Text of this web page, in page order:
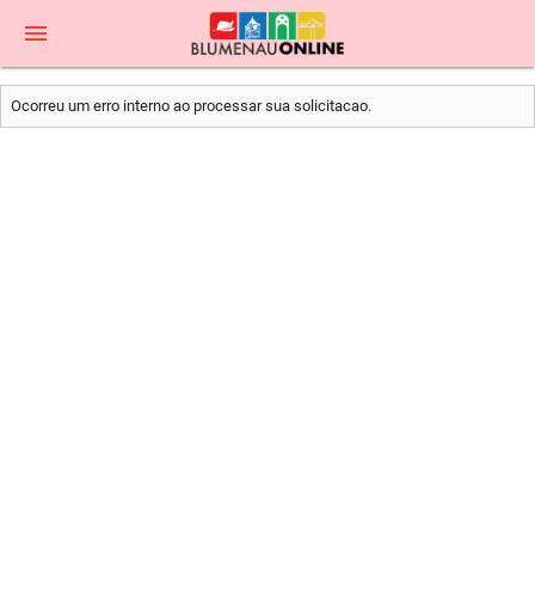
menu
Ocorreu um erro interno ao processar sua solicitacao.